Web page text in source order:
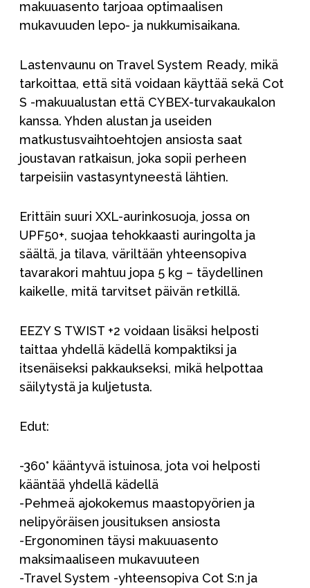
makuuasento tarjoaa optimaalisen
mukavuuden lepo- ja nukkumisaikana.
Lastenvaunu on Travel System Ready, mikä
tarkoittaa, että sitä voidaan käyttää sekä Cot
S -makuualustan että CYBEX-turvakaukalon
kanssa. Yhden alustan ja useiden
matkustusvaihtoehtojen ansiosta saat
joustavan ratkaisun, joka sopii perheen
tarpeisiin vastasyntyneestä lähtien.
Erittäin suuri XXL-aurinkosuoja, jossa on
UPF50+, suojaa tehokkaasti auringolta ja
säältä, ja tilava, väriltään yhteensopiva
tavarakori mahtuu jopa 5 kg – täydellinen
kaikelle, mitä tarvitset päivän retkillä.
EEZY S TWIST +2 voidaan lisäksi helposti
taittaa yhdellä kädellä kompaktiksi ja
itsenäiseksi pakkaukseksi, mikä helpottaa
säilytystä ja kuljetusta.
Edut:
-360° kääntyvä istuinosa, jota voi helposti
kääntää yhdellä kädellä
-Pehmeä ajokokemus maastopyörien ja
nelipyöräisen jousituksen ansiosta
-Ergonominen täysi makuuasento
maksimaaliseen mukavuuteen
-Travel System -yhteensopiva Cot S:n ja